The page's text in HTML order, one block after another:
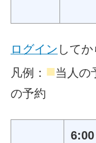
ログイン して
凡例： ■当人の
の予約